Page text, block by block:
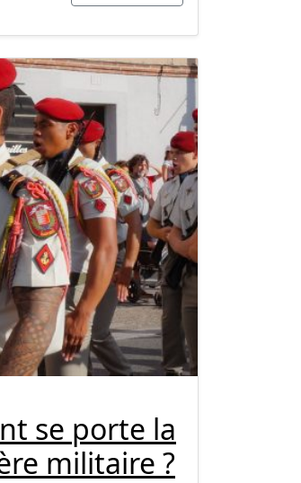
se porte la
militaire ?